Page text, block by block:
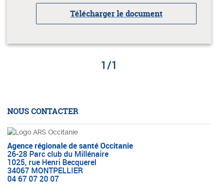
Télécharger le document
1/1
NOUS CONTACTER
Agence régionale de santé Occitanie
26-28 Parc club du Millénaire
1025, rue Henri Becquerel
34067 MONTPELLIER
04 67 07 20 07